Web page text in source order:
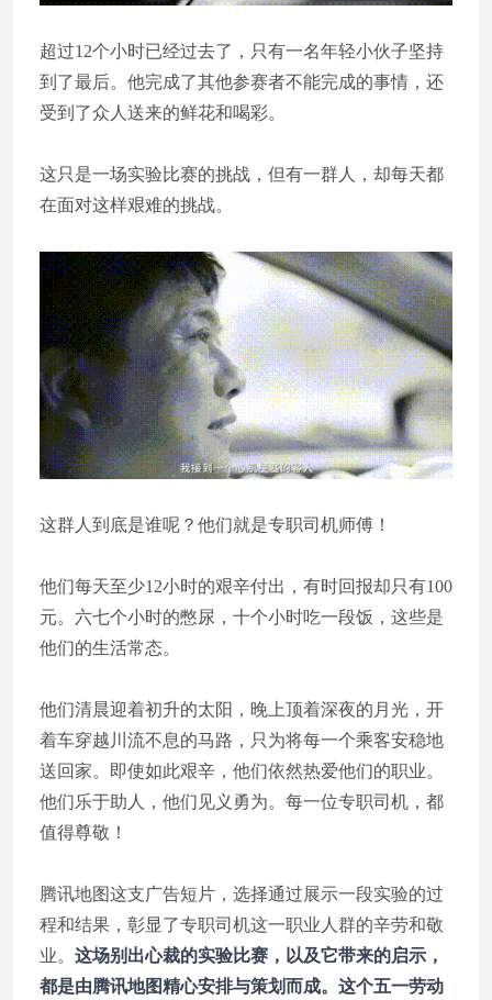
超过12个小时已经过去了，只有一名年轻小伙子坚持
到了最后。他完成了其他参赛者不能完成的事情，还
受到了众人送来的鲜花和喝彩。
这只是一场实验比赛的挑战，但有一群人，却每天都
在面对这样艰难的挑战。
这群人到底是谁呢？他们就是专职司机师傅！
他们每天至少12小时的艰辛付出，有时回报却只有100
元。六七个小时的憋尿，十个小时吃一段饭，这些是
他们的生活常态。
他们清晨迎着初升的太阳，晚上顶着深夜的月光，开
着车穿越川流不息的马路，只为将每一个乘客安稳地
送回家。即使如此艰辛，他们依然热爱他们的职业。
他们乐于助人，他们见义勇为。每一位专职司机，都
值得尊敬！
腾讯地图这支广告短片，选择通过展示一段实验的过
程和结果，彰显了专职司机这一职业人群的辛劳和敬
业。 这场别出心裁的实验比赛，以及它带来的启示，
都是由腾讯地图精心安排与策划而成。这个五一劳动